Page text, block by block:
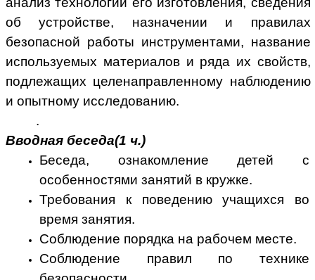
об устройстве, назначении и правилах
безопасной работы инструментами, название
используемых материалов и ряда их свойств,
подлежащих целенаправленному наблюдению
и опытному исследованию.
.
Вводная беседа(1 ч.)
Беседа, ознакомление детей с
особенностями занятий в кружке.
Требования к поведению учащихся во
время занятия.
Соблюдение порядка на рабочем месте.
Соблюдение правил по технике